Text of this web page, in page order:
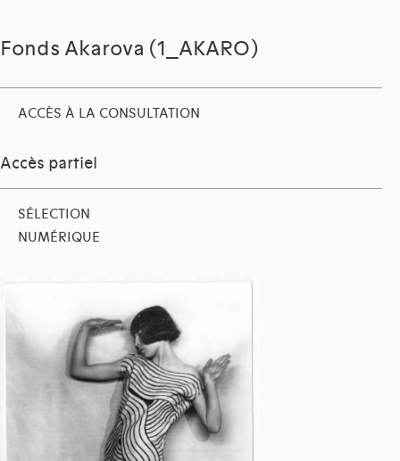
Fonds Akarova (1_AKARO)
ACCÈS À LA CONSULTATION
Accès partiel
SÉLECTION
NUMÉRIQUE